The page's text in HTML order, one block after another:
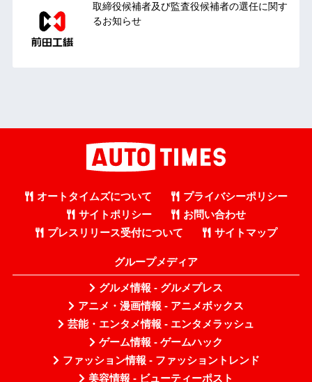
取締役候補者及び監査役候補者の選任に関す
るお知らせ
オートタイムズについて
プライバシーポリシー
サイトポリシー
お問い合わせ
プレスリリース受付について
サイトマップ
グループメディア
グルメ情報 - グルメプレス
アニメ・漫画情報 - アニメボックス
芸能・エンタメ情報 - エンタメラッシュ
ゲーム情報 - ゲームハック
ファッション情報 - ファッショントレンド
美容情報 - ビューティーポスト